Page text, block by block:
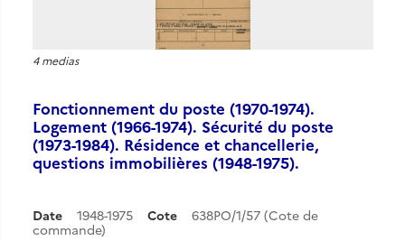
4 medias
Fonctionnement du poste (1970-1974).
Logement (1966-1974). Sécurité du poste
(1973-1984). Résidence et chancellerie,
questions immobilières (1948-1975).
Date 1948-1975 Cote
638PO/1/57 (Cote de
commande)